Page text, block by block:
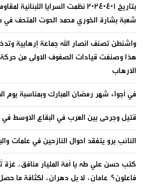
بتاريخ ٢٠٢٤٠٤٠١ نظمت السرايا
شعبة بشارة الخوري محمد الحوت المتحف في
واشنطن تصنف انصار الله جماعة إرهابية
هذا وصنفت قيادات الصفوف الاولى من حركة
الارهاب
في أجواء شهر رمضان المبارك وبمناسبة يوم
قتيل وجرحى بين العرب في البقاع الاوسط
النائب برو يتفقد احوال النازحين في علمات
كتب حسن علي طه يا أمة المليار منافق، غزة
فاعلون؟ عامان، لا بل دهران، لكثافة ما